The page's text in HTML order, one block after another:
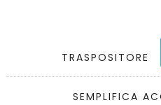
TRASPOSITORE
SEMPLIFICA